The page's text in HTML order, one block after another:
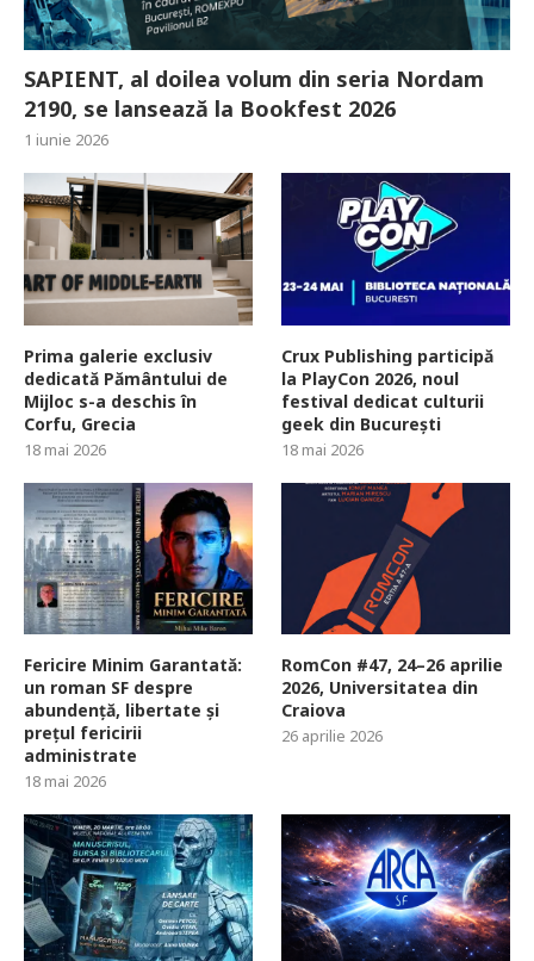
SAPIENT, al doilea volum din seria Nordam
2190, se lansează la Bookfest 2026
1 iunie 2026
Prima galerie exclusiv
dedicată Pământului de
Mijloc s-a deschis în
Corfu, Grecia
18 mai 2026
Crux Publishing participă
la PlayCon 2026, noul
festival dedicat culturii
geek din București
18 mai 2026
Fericire Minim Garantată:
un roman SF despre
abundență, libertate și
prețul fericirii
administrate
18 mai 2026
RomCon #47, 24–26 aprilie
2026, Universitatea din
Craiova
26 aprilie 2026